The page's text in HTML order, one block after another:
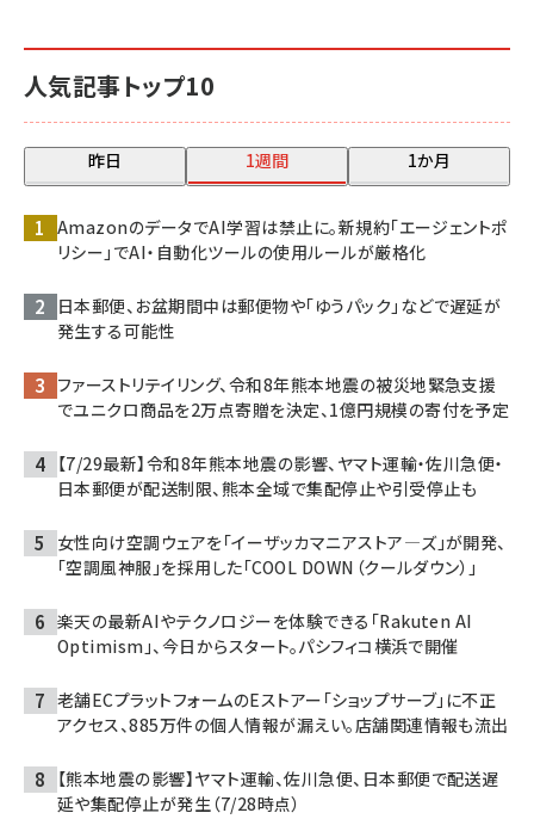
人気記事トップ10
昨日 1週間 1か月
AmazonのデータでAI学習は禁止に。新規約「エージェントポ
リシー」でAI・自動化ツールの使用ルールが厳格化
日本郵便、お盆期間中は郵便物や「ゆうパック」などで遅延が
発生する可能性
ファーストリテイリング、令和8年熊本地震の被災地緊急支援
でユニクロ商品を2万点寄贈を決定、1億円規模の寄付を予定
【7/29最新】令和8年熊本地震の影響、ヤマト運輸・佐川急便・
日本郵便が配送制限、熊本全域で集配停止や引受停止も
女性向け空調ウェアを「イーザッカマニアストア―ズ」が開発、
「空調風神服」を採用した「COOL DOWN（クールダウン）」
楽天の最新AIやテクノロジーを体験できる「Rakuten AI
Optimism」、今日からスタート。パシフィコ横浜で開催
老舗ECプラットフォームのEストアー「ショップサーブ」に不正
アクセス、885万件の個人情報が漏えい。店舗関連情報も流出
【熊本地震の影響】ヤマト運輸、佐川急便、日本郵便で配送遅
延や集配停止が発生（7/28時点）